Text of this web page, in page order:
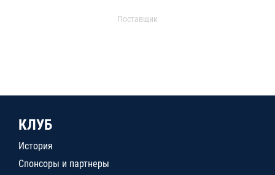
Поставщик
КЛУБ
История
Спонсоры и партнеры